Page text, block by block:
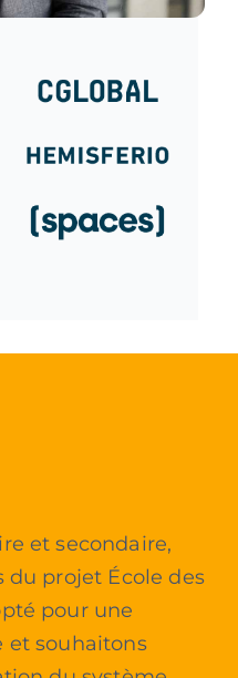
et secondaire,
du projet École des
pour une
et souhaitons